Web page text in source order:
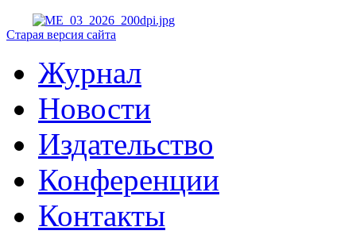
Старая версия сайта
Журнал
Новости
Издательство
Конференции
Контакты